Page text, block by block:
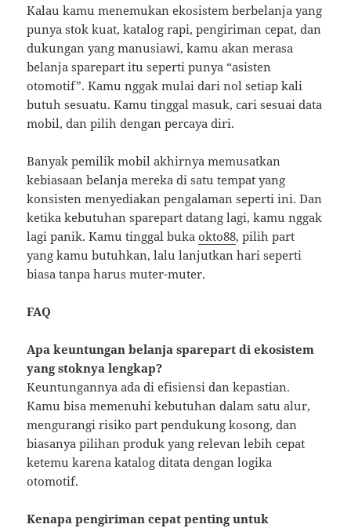
Kalau kamu menemukan ekosistem berbelanja yang
punya stok kuat, katalog rapi, pengiriman cepat, dan
dukungan yang manusiawi, kamu akan merasa
belanja sparepart itu seperti punya “asisten
otomotif”. Kamu nggak mulai dari nol setiap kali
butuh sesuatu. Kamu tinggal masuk, cari sesuai data
mobil, dan pilih dengan percaya diri.
Banyak pemilik mobil akhirnya memusatkan
kebiasaan belanja mereka di satu tempat yang
konsisten menyediakan pengalaman seperti ini. Dan
ketika kebutuhan sparepart datang lagi, kamu nggak
lagi panik. Kamu tinggal bukaokto88, pilih part
yang kamu butuhkan, lalu lanjutkan hari seperti
biasa tanpa harus muter-muter.
FAQ
Apa keuntungan belanja sparepart di ekosistem
yang stoknya lengkap?
Keuntungannya ada di efisiensi dan kepastian.
Kamu bisa memenuhi kebutuhan dalam satu alur,
mengurangi risiko part pendukung kosong, dan
biasanya pilihan produk yang relevan lebih cepat
ketemu karena katalog ditata dengan logika
otomotif.
Kenapa pengiriman cepat penting untuk